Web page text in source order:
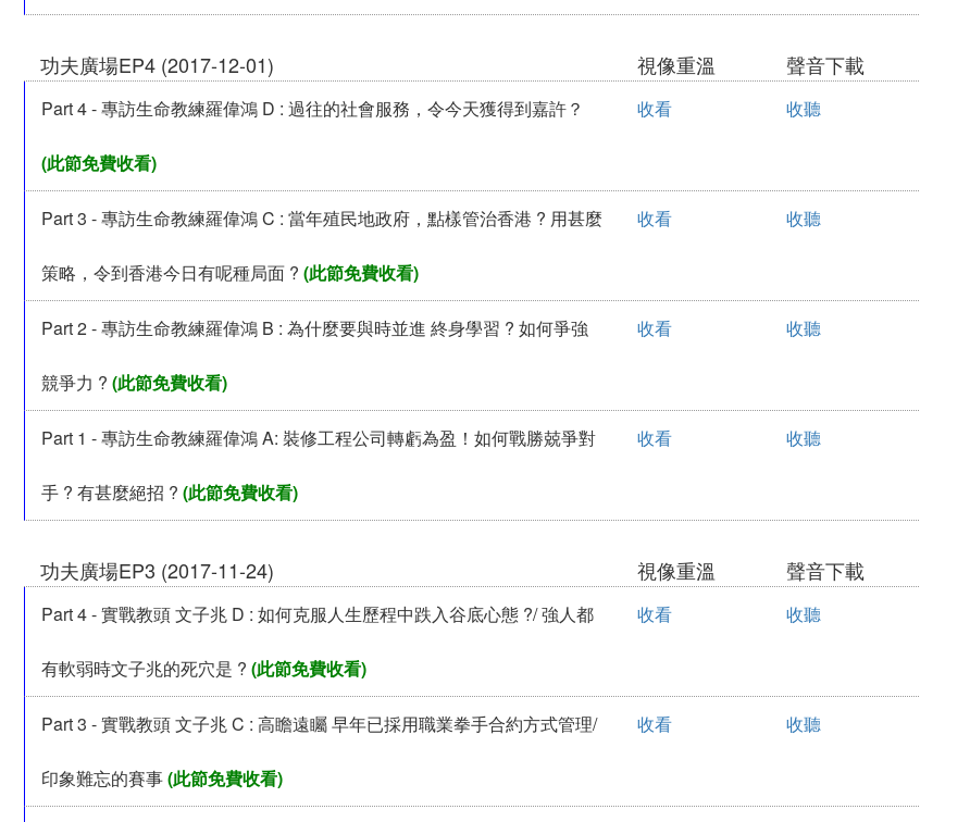
功夫廣場EP4 (2017-12-01) 視像重溫 聲音下載
Part 4 - 專訪生命教練羅偉鴻 D : 過往的社會服務，令今天獲得到嘉許？
(此節免費收看)
收看 收聽
Part 3 - 專訪生命教練羅偉鴻 C : 當年殖民地政府，點樣管治香港 ? 用甚麼
策略，令到香港今日有呢種局面 ? (此節免費收看)
收看 收聽
Part 2 - 專訪生命教練羅偉鴻 B : 為什麼要與時並進 終身學習 ? 如何爭強
競爭力 ? (此節免費收看)
收看 收聽
Part 1 - 專訪生命教練羅偉鴻 A: 裝修工程公司轉虧為盈！如何戰勝兢爭對
手 ? 有甚麼絕招 ? (此節免費收看)
收看 收聽
功夫廣場EP3 (2017-11-24) 視像重溫 聲音下載
Part 4 - 實戰教頭 文子兆 D : 如何克服人生歷程中跌入谷底心態 ?/ 強人都
有軟弱時文子兆的死穴是 ? (此節免費收看)
收看 收聽
Part 3 - 實戰教頭 文子兆 C : 高瞻遠矚 早年已採用職業拳手合約方式管理/
印象難忘的賽事(此節免費收看)
收看 收聽